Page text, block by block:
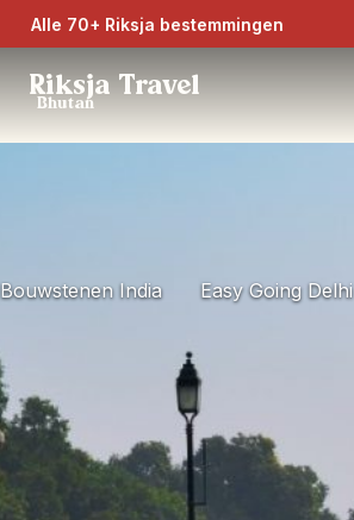
Alle 70+ Riksja bestemmingen
Riksja Travel
Bhutan
Bouwstenen India Easy Going Delhi